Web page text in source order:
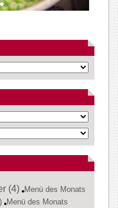
(4)
Menü des Monats
Menü des Monats